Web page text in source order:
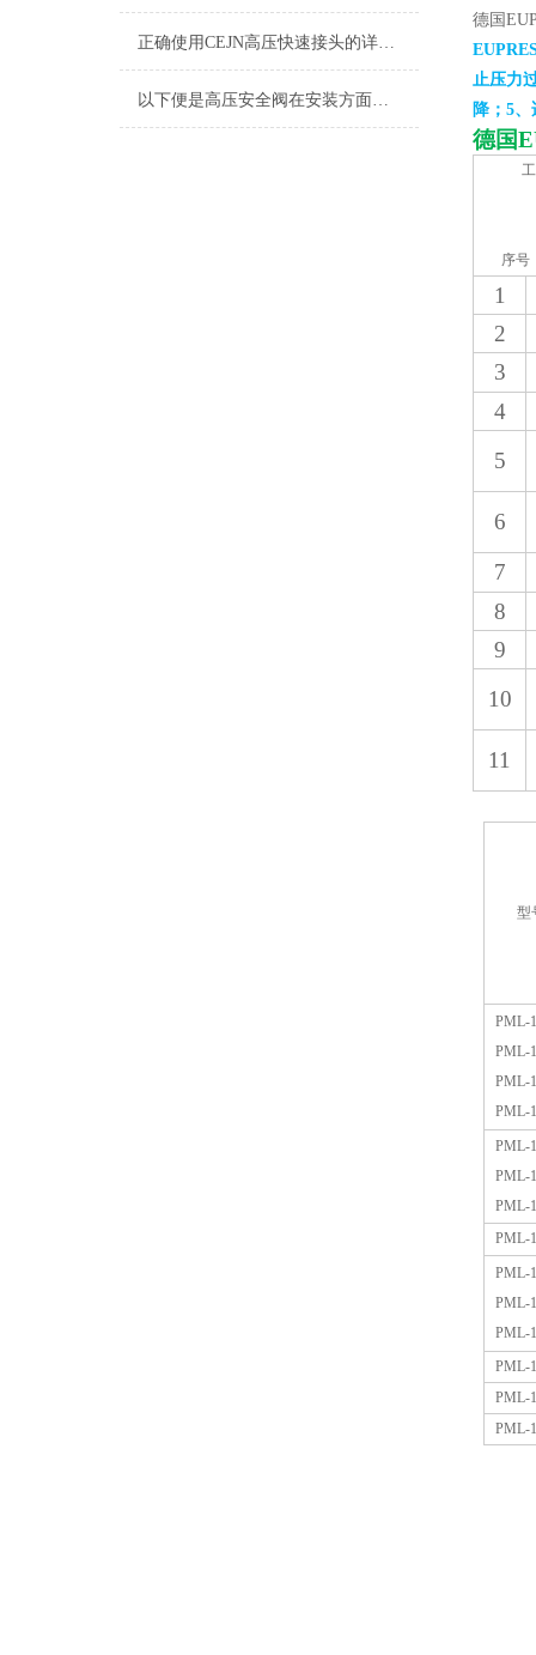
正确使用CEJN高压快速接头的详细方法
以下便是高压安全阀在安装方面的要求
德国
止压力
降；5
德国
序号
1
2
3
4
5
6
7
8
9
10
11
型
PML-
PML-
PML-
PML-
PML-
PML-
PML-
PML-
PML-
PML-
PML-
PML-
PML-
PML-